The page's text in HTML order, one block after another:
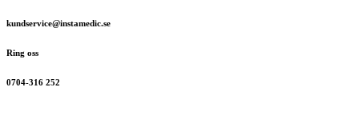
kundservice@instamedic.se
Ring oss
0704-316 252